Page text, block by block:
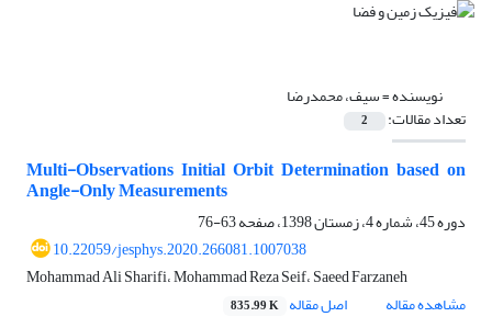
نویسنده =سیف، محمدرضا
تعداد مقالات: 2
Multi-Observations Initial Orbit Determination based on
Angle-Only Measurements
دوره 45، شماره 4، زمستان 1398، صفحه
63-76
10.22059/jesphys.2020.266081.1007038
Mohammad Ali Sharifi، Mohammad Reza Seif، Saeed Farzaneh
مشاهده مقاله
اصل مقاله 835.99 K